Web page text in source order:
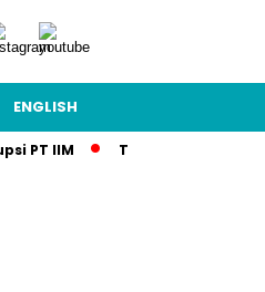
ENGLISH
PT IIM Terkuak! Skandal